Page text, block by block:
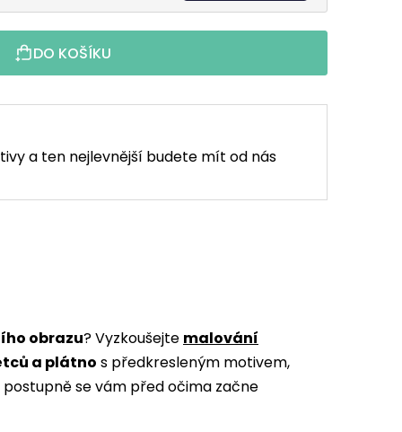
DO KOŠÍKU
a ten nejlevnější budete mít od nás
obrazu? Vyzkoušejte malování
a plátno s předkresleným motivem,
se vám před očima začne